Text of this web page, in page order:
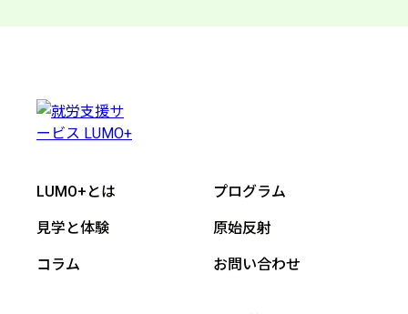
LUMO+とは プログラム
見学と体験 原始反射
コラム お問い合わせ